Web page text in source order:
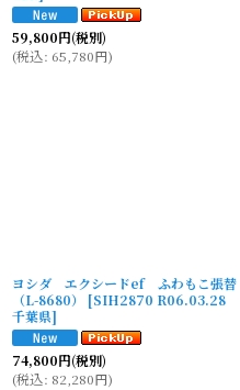
59,800円(税別)
(税込: 65,780円)
ヨシダ エクシードef ふわもこ張替
（L-8680）
[SIH2870 R06.03.28
千葉県]
74,800円(税別)
(税込: 82,280円)